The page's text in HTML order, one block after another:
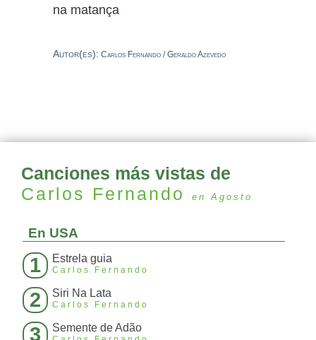
na matança
Autor(es): Carlos Fernando / Geraldo Azevedo
Canciones más vistas de
Carlos Fernando
en Agosto
En USA
1 Estrela guia
Carlos Fernando
2 Siri Na Lata
Carlos Fernando
3 Semente de Adão